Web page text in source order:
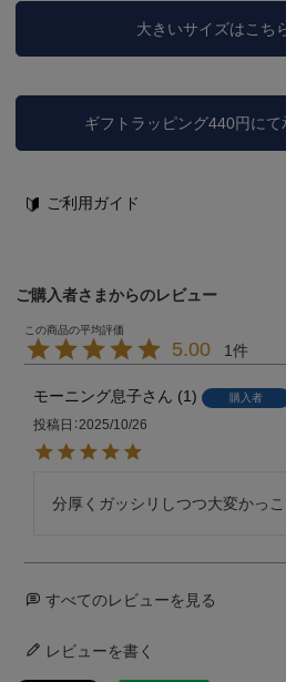
大きいサイズはこち
ギフトラッピング440円にて
ご利用ガイド
ご購入者さまからのレビュー
5.00 1
モーニング息子 1 購入者
投稿日 2025/10/26
分厚くガッシリしつつ大変かっこ
すべてのレビューを見る
レビューを書く